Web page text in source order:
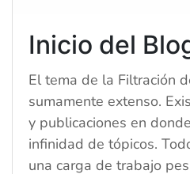
Inicio del
El tema de la Filtración
sumamente extenso.
y publicaciones en
infinidad de tópicos.
una carga de trabajo